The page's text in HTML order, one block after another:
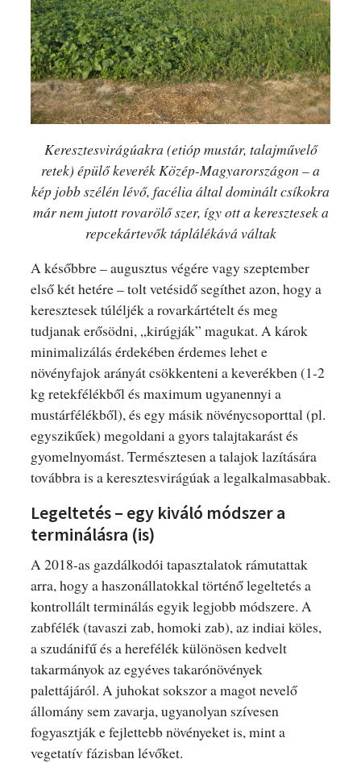
Keresztesvirágúakra (etióp mustár, talajművelő
retek) épülő keverék Közép-Magyarországon – a
kép jobb szélén lévő, facélia által dominált csíkokra
már nem jutott rovarölő szer, így ott a keresztesek a
repcekártevők táplálékává váltak
A későbbre – augusztus végére vagy szeptember
első két hetére – tolt vetésidő segíthet azon, hogy a
keresztesek túléljék a rovarkártételt és meg
tudjanak erősödni, „kirúgják” magukat. A károk
minimalizálás érdekében érdemes lehet e
növényfajok arányát csökkenteni a keverékben (1-2
kg retekfélékből és maximum ugyanennyi a
mustárfélékből), és egy másik növénycsoporttal (pl.
egyszikűek) megoldani a gyors talajtakarást és
gyomelnyomást. Természtesen a talajok lazítására
továbbra is a keresztesvirágúak a legalkalmasabbak.
Legeltetés – egy kiváló módszer a
terminálásra (is)
A 2018-as gazdálkodói tapasztalatok rámutattak
arra, hogy a haszonállatokkal történő legeltetés a
kontrollált terminálás egyik legjobb módszere. A
zabfélék (tavaszi zab, homoki zab), az indiai köles,
a szudánifű és a herefélék különösen kedvelt
takarmányok az egyéves takarónövények
palettájáról. A juhokat sokszor a magot nevelő
állomány sem zavarja, ugyanolyan szívesen
fogyasztják e fejlettebb növényeket is, mint a
vegetatív fázisban lévőket.